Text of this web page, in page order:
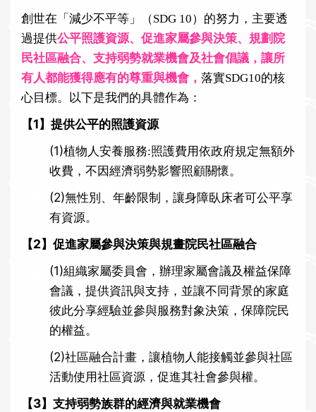
創世在「減少不平等」（SDG 10）的努力，主要透
過提供公平照護資源、促進家屬參與決策、規劃院
民社區融合、支持弱勢就業機會及社會倡議，讓所
有人都能獲得應有的尊重與機會， 落實SDG10的核
心目標。以下是我們的具體作為：
【1】 提供公平的照護資源
(1)植物人安養服務:照護費用依政府規定無額外
收費，不因經濟弱勢影響照顧關懷。
(2)無性別、年齡限制，讓身障臥床者可公平享
有資源。
【2】 促進家屬參與決策與規畫院民社區融合
(1)組織家屬委員會，辦理家屬會議及權益保障
會議，提供資訊與支持，並讓不同背景的家庭
彼此分享經驗並參與服務對象決策，保障院民
的權益。
(2)社區融合計畫，讓植物人能接觸並參與社區
活動使用社區資源，促進其社會參與權。
【3】 支持弱勢族群的經濟與就業機會